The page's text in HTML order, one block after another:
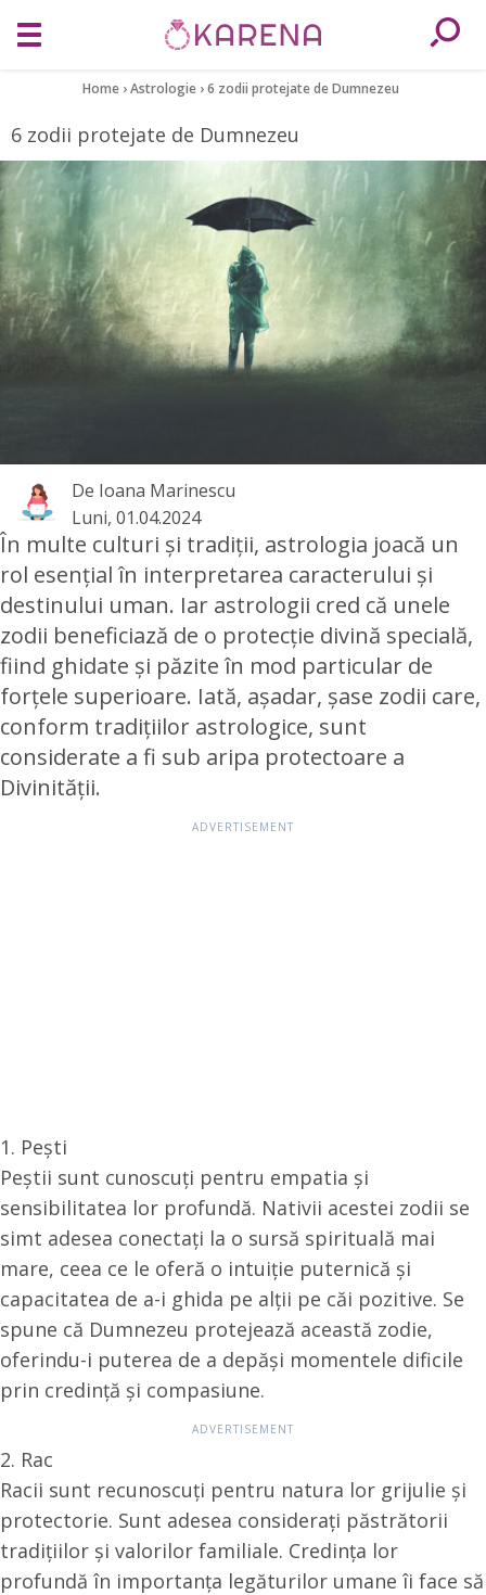
Home ›Astrologie ›6 zodii protejate de Dumnezeu
6 zodii protejate de Dumnezeu
De Ioana Marinescu
Luni, 01.04.2024
În multe culturi și tradiții, astrologia joacă un
rol esențial în interpretarea caracterului și
destinului uman. Iar astrologii cred că unele
zodii beneficiază de o protecție divină specială,
fiind ghidate și păzite în mod particular de
forțele superioare. Iată, așadar, șase zodii care,
conform tradițiilor astrologice, sunt
considerate a fi sub aripa protectoare a
Divinității.
1. Pești
Peștii sunt cunoscuți pentru empatia și
sensibilitatea lor profundă. Nativii acestei zodii se
simt adesea conectați la o sursă spirituală mai
mare, ceea ce le oferă o intuiție puternică și
capacitatea de a-i ghida pe alții pe căi pozitive. Se
spune că Dumnezeu protejează această zodie,
oferindu-i puterea de a depăși momentele dificile
prin credință și compasiune.
2. Rac
Racii sunt recunoscuți pentru natura lor grijulie și
protectorie. Sunt adesea considerați păstrătorii
tradițiilor și valorilor familiale. Credința lor
profundă în importanța legăturilor umane îi face să